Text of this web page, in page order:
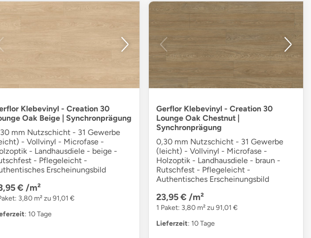
Klebevinyl - Creation 30
Oak Beige | Synchronprägung
mm Nutzschicht - 31 Gewerbe
- Vollvinyl - Microfase -
- Landhausdiele - beige -
- Pflegeleicht -
Erscheinungsbild
€ /m²
3,80 m² zu 91,01 €
: 10 Tage
Gerflor Klebevinyl - Creation 30
Lounge Oak Chestnut |
Synchronprägung
0,30 mm Nutzschicht - 31 Gewerbe
(leicht) - Vollvinyl - Microfase -
Holzoptik - Landhausdiele - braun -
Rutschfest - Pflegeleicht -
Authentisches Erscheinungsbild
23,95 € /m²
1 Paket: 3,80 m² zu 91,01 €
Lieferzeit: 10 Tage